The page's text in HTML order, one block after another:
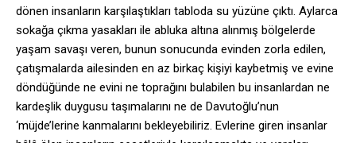
dönen insanların karşılaştıkları tabloda su yüzüne çıktı. Aylarca
sokağa çıkma yasakları ile abluka altına alınmış bölgelerde
yaşam savaşı veren, bunun sonucunda evinden zorla edilen,
çatışmalarda ailesinden en az birkaç kişiyi kaybetmiş ve evine
döndüğünde ne evini ne toprağını bulabilen bu insanlardan ne
kardeşlik duygusu taşımalarını ne de Davutoğlu’nun
‘müjde’lerine kanmalarını bekleyebiliriz. Evlerine giren insanlar